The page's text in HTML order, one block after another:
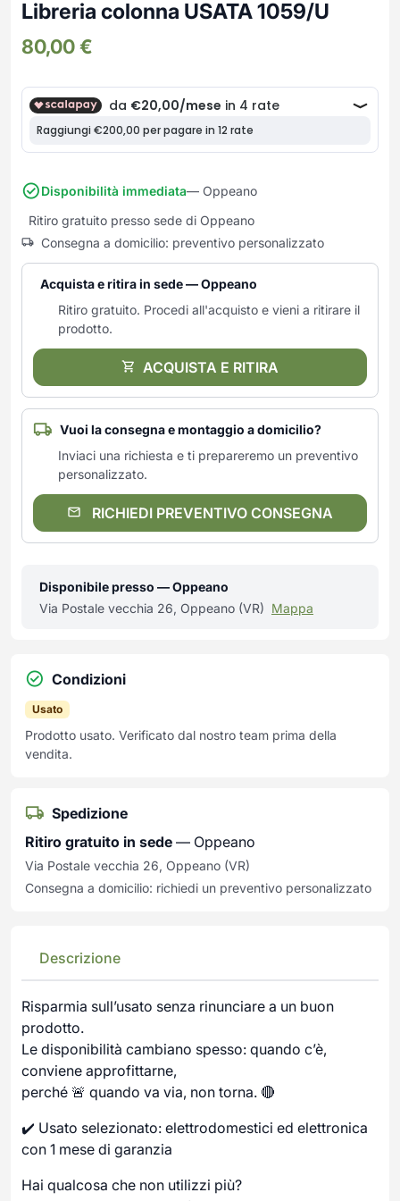
Frullatori
Macchine caffe e capsule
Robot Da Cucina
Sbattitori
Spremiagrumi e Centrifughe
Tostapane
Tritacarne
Tritaverdure elettrici
Utensili da cucina
Yogurtiere
Lampade da parete
Lampade da tavolo
Mobili Ingresso
Scarpiere
SOGGIORNO
Complementi Soggiorno
Sedie e Sgabelli
Soggiorni e Pareti
Tavoli e Tavolini
UFFICIO
Banconi Reception
Mobili per ufficio
Moduli per ufficio
Poltrone Barber Shop
Libreria colonna USATA 1059/U
80,00€
Disponibilità immediata— Oppeano
Ritiro gratuito presso sede di Oppeano
Consegna a domicilio: preventivo personalizzato
Acquista e ritira in sede — Oppeano
Ritiro gratuito. Procedi all'acquisto e vieni a ritirare il
prodotto.
ACQUISTA E RITIRA
Vuoi la consegna e montaggio a domicilio?
Inviaci una richiesta e ti prepareremo un preventivo
personalizzato.
RICHIEDI PREVENTIVO CONSEGNA
Disponibile presso — Oppeano
Via Postale vecchia 26, Oppeano (VR) Mappa
Condizioni
Usato
Prodotto usato. Verificato dal nostro team prima della
vendita.
Spedizione
Ritiro gratuito in sede — Oppeano
Via Postale vecchia 26, Oppeano (VR)
Consegna a domicilio: richiedi un preventivo personalizzato
Descrizione
Risparmia sull’usato senza rinunciare a un buon
prodotto.
Le disponibilità cambiano spesso: quando c’è,
conviene approfittarne,
perché 🚨 quando va via, non torna. 🔴
✔️ Usato selezionato: elettrodomestici ed elettronica
con 1 mese di garanzia
Hai qualcosa che non utilizzi più?